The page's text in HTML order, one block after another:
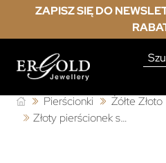
ZAPISZ SIĘ DO
Pierścionki Żółte Złoto
Złoty pierścionek serca 585 szfirowe kamienie